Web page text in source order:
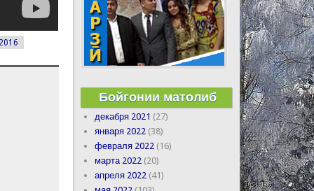
Бойгонии матолиб
декабря 2021 (27)
января 2022 (38)
февраля 2022 (16)
марта 2022 (20)
апреля 2022 (41)